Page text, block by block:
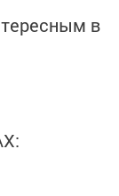
в